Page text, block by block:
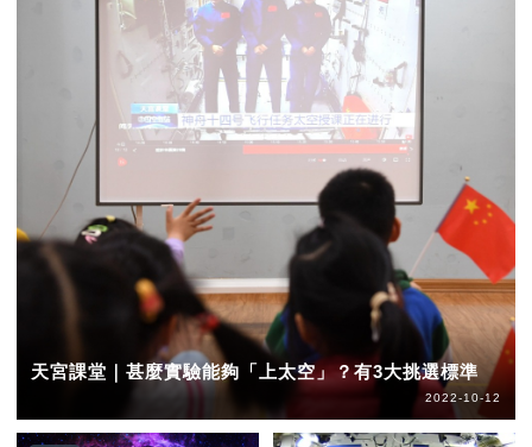
天宮課堂｜甚麼實驗能夠「上太空」？有3大挑選標準
2022-10-12